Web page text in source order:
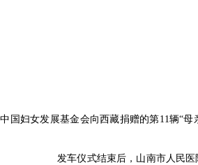
妇女发展基金会向西藏捐赠的第11辆“
发车仪式结束后，山南市人民医